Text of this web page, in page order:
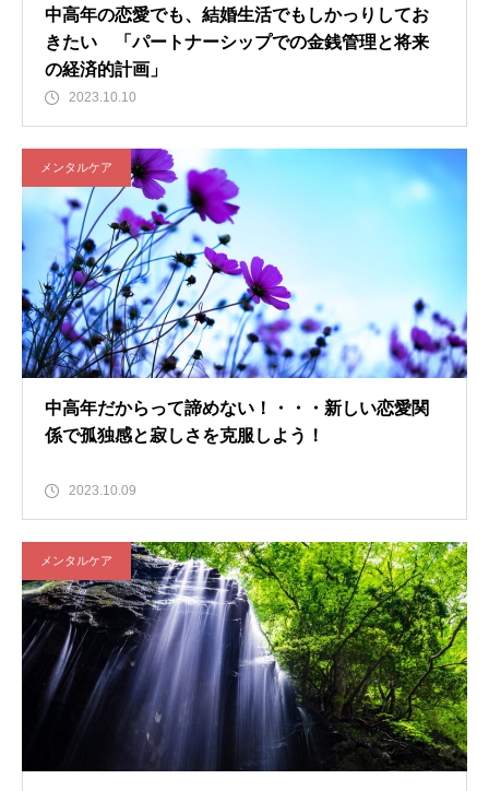
中高年の恋愛でも、結婚生活でもしかっりしてお
きたい 「パートナーシップでの金銭管理と将来
の経済的計画」
2023.10.10
メンタルケア
中高年だからって諦めない！・・・新しい恋愛関
係で孤独感と寂しさを克服しよう！
2023.10.09
メンタルケア